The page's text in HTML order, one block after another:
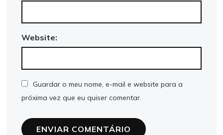
Website:
Guardar o meu nome, e-mail e website para a
próxima vez que eu quiser comentar.